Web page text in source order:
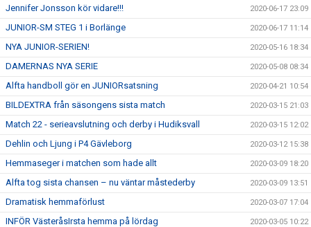
Jennifer Jonsson kör vidare!!! 2020-06-17 23:09
JUNIOR-SM STEG 1 i Borlänge 2020-06-17 11:14
NYA JUNIOR-SERIEN! 2020-05-16 18:34
DAMERNAS NYA SERIE 2020-05-08 08:34
Alfta handboll gör en JUNIORsatsning 2020-04-21 10:54
BILDEXTRA från säsongens sista match 2020-03-15 21:03
Match 22 - serieavslutning och derby i Hudiksvall 2020-03-15 12:02
Dehlin och Ljung i P4 Gävleborg 2020-03-12 15:38
Hemmaseger i matchen som hade allt 2020-03-09 18:20
Alfta tog sista chansen – nu väntar måstederby 2020-03-09 13:51
Dramatisk hemmaförlust 2020-03-07 17:04
INFÖR VästeråsIrsta hemma på lördag 2020-03-05 10:22